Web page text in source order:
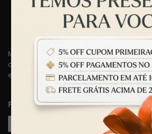
MATTOS CALÇADOS - Especialista em
conforto, oferecendo variedade, estilo e
excelência para você.
Formas de pagamento